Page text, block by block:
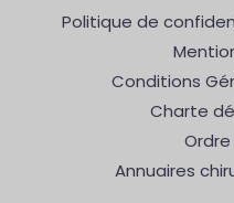
Politique de
Conditions
Charte
Annuaires